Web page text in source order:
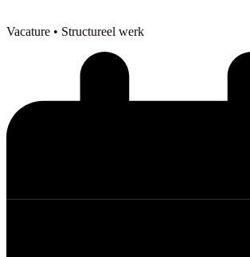
Vacature • Structureel werk